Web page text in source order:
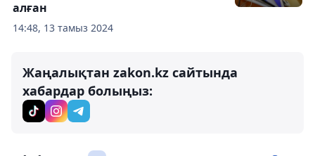
14:48, 13 тамыз 2024
алған
Жаңалықтан zakon.kz сайтында
хабардар болыңыз: